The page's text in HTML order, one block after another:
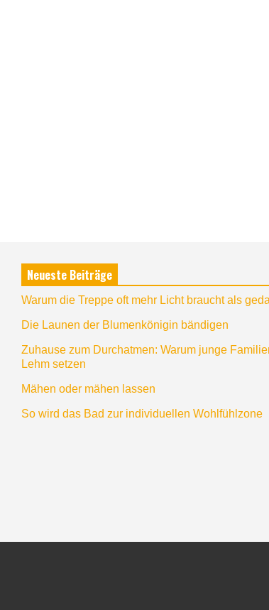
Neueste Beiträge
Warum die Treppe oft mehr Licht braucht als
Die Launen der Blumenkönigin bändigen
Zuhause zum Durchatmen: Warum junge
Lehm setzen
Mähen oder mähen lassen
So wird das Bad zur individuellen Wohlfühlzone